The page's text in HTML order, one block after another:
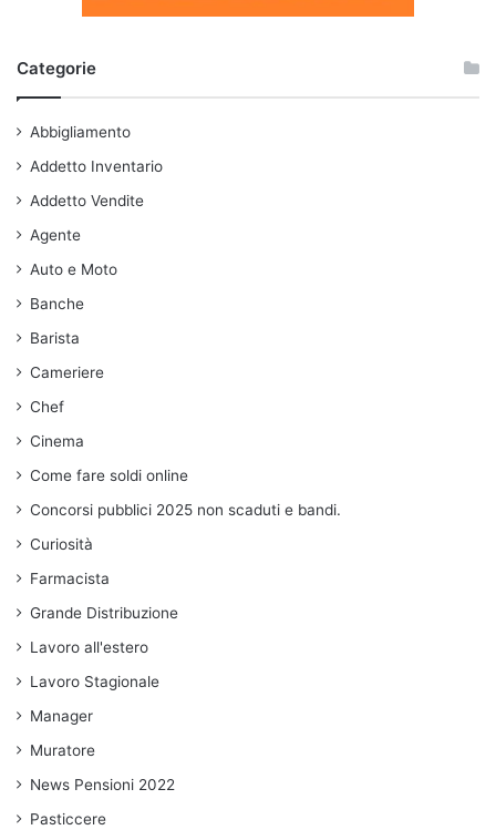
Categorie
Abbigliamento
Addetto Inventario
Addetto Vendite
Agente
Auto e Moto
Banche
Barista
Cameriere
Chef
Cinema
Come fare soldi online
Concorsi pubblici 2025 non scaduti e bandi.
Curiosità
Farmacista
Grande Distribuzione
Lavoro all'estero
Lavoro Stagionale
Manager
Muratore
News Pensioni 2022
Pasticcere